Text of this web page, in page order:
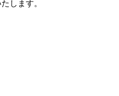
します。